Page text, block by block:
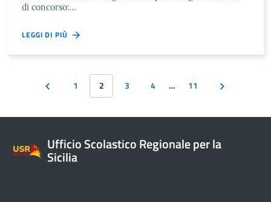
di concorso:…
LEGGI DI PIÙ
1 2 3 4 … 11
Ufficio Scolastico Regionale per la
Sicilia